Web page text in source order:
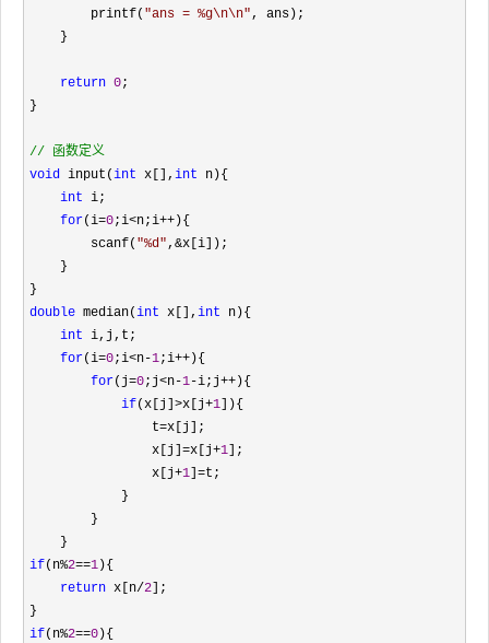
        printf(
"ans = %g\n\n", ans);
return 0;
}
// 函数定义
void input(int x[], int n){
int i;
for(i=0;i<n;i++ ){
        scanf(
"%d",&x[i]);
double median(int x[], int n){
int i,j,t;
for(i=0;i<n-1;i++ ){
for(j=0;j<n-1-i;j++ ){
if(x[j]>x[j+1 ]){
                t
=x[j];
                x[j]
=x[j+1 ];
                x[j
+1 ]=t;
if(n%2==1 ){
return x[n/2 ];
if(n%2==0 ){